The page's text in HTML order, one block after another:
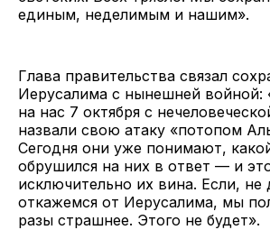
единым, неделимым и нашим».
Глава правительства связал
Иерусалима с нынешней войной:
на нас 7 октября с
назвали свою атаку «потопом
Сегодня они уже понимают,
обрушился на них в ответ — и
исключительно их вина. Если, не
откажемся от Иерусалима, мы
разы страшнее. Этого не будет».